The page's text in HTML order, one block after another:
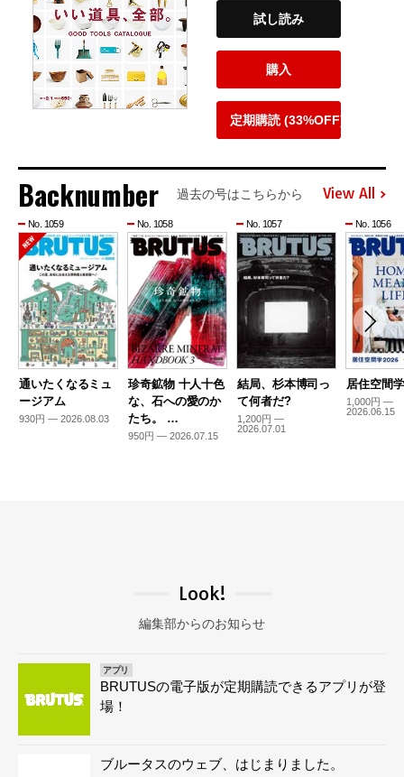
試し読み
購入
定期購読 (33%OFF)
Backnumber 過去の号はこちらから View All
No. 1059
通いたくなるミュ
ージアム
930円 — 2026.08.03
No. 1058
珍奇鉱物 十人十色
な、石への愛のか
たち。 …
950円 — 2026.07.15
No. 1057
結局、杉本博司っ
て何者だ?
1,200円 —
2026.07.01
No. 1056
居住空間
1,000円 —
2026.06.15
Look!
編集部からのお知らせ
アプリ
BRUTUSの電子版が定期購読できるアプリが登
場！
ブルータスのウェブ、はじまりました。